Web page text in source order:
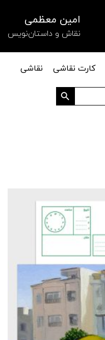
امین معظمی
نقاش و داستان‌نویس
کارت نقاشی
نقاشی